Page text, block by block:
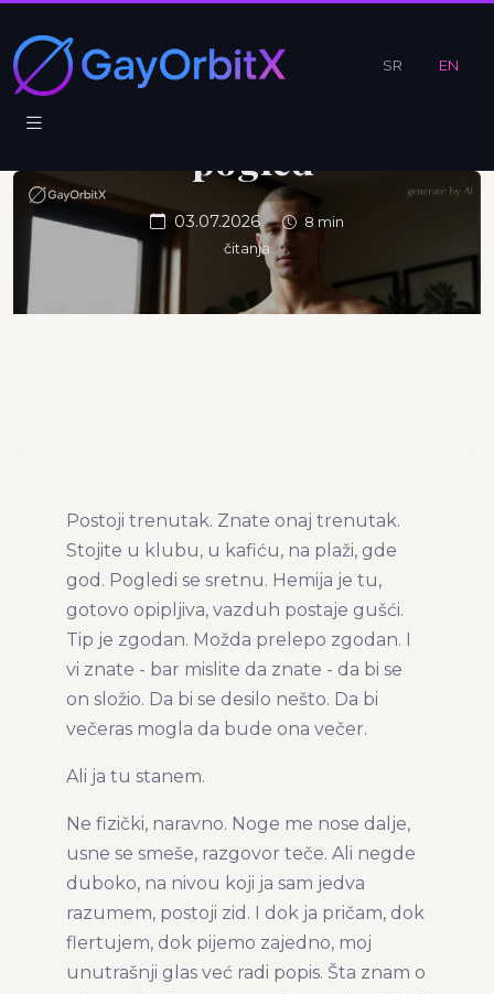
SR EN
traži
pasoš, a
pogled
03.07.2026
8 min
čitanja
Podeli članak:
Postoji trenutak. Znate onaj trenutak.
Stojite u klubu, u kafiću, na plaži, gde
god. Pogledi se sretnu. Hemija je tu,
gotovo opipljiva, vazduh postaje gušći.
Tip je zgodan. Možda prelepo zgodan. I
vi znate - bar mislite da znate - da bi se
on složio. Da bi se desilo nešto. Da bi
večeras mogla da bude ona večer.
Ali ja tu stanem.
Ne fizički, naravno. Noge me nose dalje,
usne se smeše, razgovor teče. Ali negde
duboko, na nivou koji ja sam jedva
razumem, postoji zid. I dok ja pričam, dok
flertujem, dok pijemo zajedno, moj
unutrašnji glas već radi popis. Šta znam o